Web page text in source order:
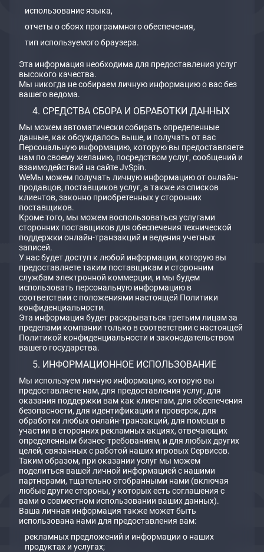
использование языка,
отчеты о сбоях программного обеспечения,
тип используемого браузера.
Эта информация необходима для предоставления услуг
высокого качества.
Мы никогда не собираем личную информацию о вас без
вашего ведома.
СРЕДСТВА СБОРА И ОБРАБОТКИ ДАННЫХ
Мы можем автоматически собирать определенные
данные, как обсуждалось выше, и получать от вас
Персональную информацию, которую вы предоставляете
нам по своему желанию, посредством услуг, сообщений и
взаимодействий на сайте JvSpin.
WeМы можем получать личную информацию от онлайн-
продавцов, поставщиков услуг, а также из списков
клиентов, законно приобретенных у сторонних
поставщиков.
Кроме того, мы можем воспользоваться услугами
сторонних поставщиков для обеспечения технической
поддержки онлайн-транзакций и ведения учетных
записей.
У нас будет доступ к любой информации, которую вы
предоставляете таким поставщикам и сторонним
службам электронной коммерции, и мы будем
использовать персональную информацию в
соответствии с положениями настоящей Политики
конфиденциальности.
Эта информация будет раскрываться третьим лицам за
пределами компании только в соответствии с настоящей
Политикой конфиденциальности и законодательством
вашего государства.
ИНФОРМАЦИОННОЕ ИСПОЛЬЗОВАНИЕ
Мы используем личную информацию, которую вы
предоставляете нам, для предоставления услуг, для
оказания поддержки вам как клиентам, для обеспечения
безопасности, для идентификации и проверок, для
обработки любых онлайн-транзакций, для помощи в
участии в сторонних рекламных акциях, отвечающих
определенным бизнес-требованиям, и для любых других
целей, связанных с работой наших игровых Сервисов.
Таким образом, при оказании услуг мы можем
поделиться вашей личной информацией с нашими
партнерами, тщательно отобранными нами (включая
любые другие стороны, у которых есть соглашения с
вами о совместном использовании ваших данных).
Ваша личная информация также может быть
использована нами для предоставления вам:
рекламных предложений и информации о наших
продуктах и ​​услугах;